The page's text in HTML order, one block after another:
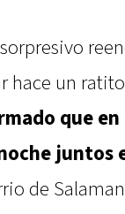
un
que
juntos
de